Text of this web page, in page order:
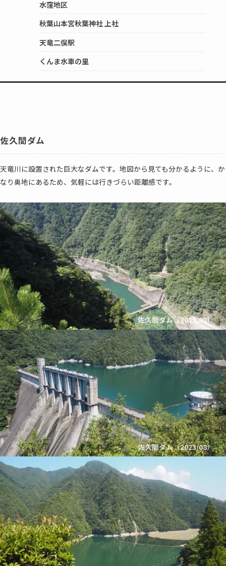
水窪地区
秋葉山本宮秋葉神社 上社
天竜二俣駅
くんま水車の里
佐久間ダム
天竜川に設置された巨大なダムです。地図から見ても分かるように、か
なり奥地にあるため、気軽には行きづらい距離感です。
佐久間ダム（2023/08）
佐久間ダム（2023/08）